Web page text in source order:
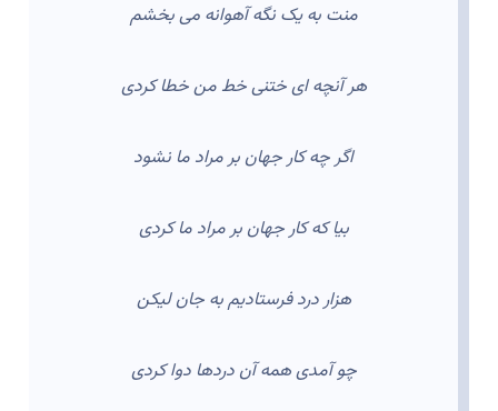
منت به یک نگه آهوانه می بخشم
هر آنچه ای ختنی خط من خطا کردی
اگر چه کار جهان بر مراد ما نشود
بیا که کار جهان بر مراد ما کردی
هزار درد فرستادیم به جان لیکن
چو آمدی همه آن دردها دوا کردی